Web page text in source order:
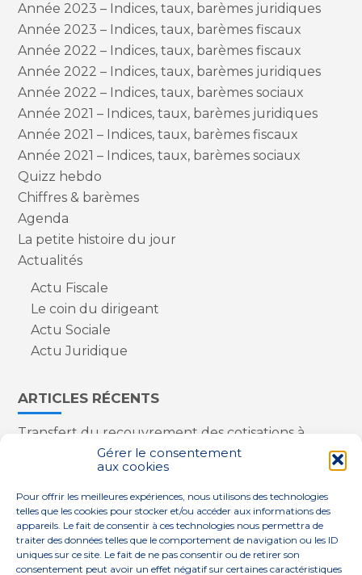
Gérer le consentement
aux cookies
Pour offrir les meilleures expériences, nous utilisons des technologies
telles que les cookies pour stocker et/ou accéder aux informations des
appareils. Le fait de consentir à ces technologies nous permettra de
traiter des données telles que le comportement de navigation ou les ID
uniques sur ce site. Le fait de ne pas consentir ou de retirer son
consentement peut avoir un effet négatif sur certaines caractéristiques
Année 2023 – Indices, taux, barèmes juridiques
Année 2023 – Indices, taux, barèmes fiscaux
Année 2022 – Indices, taux, barèmes fiscaux
Année 2022 – Indices, taux, barèmes juridiques
Année 2022 – Indices, taux, barèmes sociaux
Année 2021 – Indices, taux, barèmes juridiques
Année 2021 – Indices, taux, barèmes fiscaux
Année 2021 – Indices, taux, barèmes sociaux
Quizz hebdo
Chiffres & barèmes
Agenda
La petite histoire du jour
Actualités
Actu Fiscale
Le coin du dirigeant
Actu Sociale
Actu Juridique
ARTICLES RÉCENTS
Transfert du recouvrement des cotisations à
l’Urssaf : des nouveautés
Appareils reconditionnés : annulation de la
Contrôle de la qualité de l’air dans les ERP
Industriels : le point sur les dernières évolutions
réglementaires